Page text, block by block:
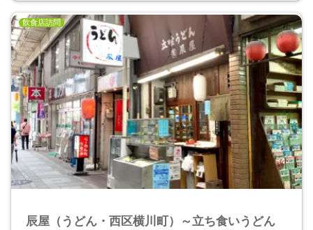
飲食店訪問
辰屋（うどん・西区横川町）～立ち食いうどん